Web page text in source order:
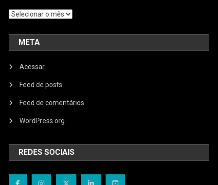
Arquivos
META
Acessar
Feed de posts
Feed de comentários
WordPress.org
REDES SOCIAIS